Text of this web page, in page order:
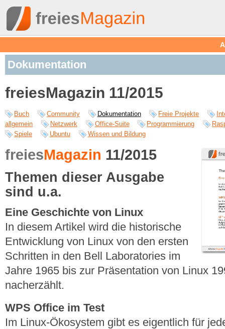
Dokumentation
freiesMagazin 11/2015
Buch Community Dokumentation Freie Projekte
allgemein
Netzwerk Office-Suite Programmierung
Spiele
Ubuntu Wissen und Bildung
freiesMagazin 11/2015
Themen dieser Ausgabe
sind u.a.
Eine Geschichte von Linux
In diesem Artikel wird die historische
Entwicklung von Linux von den ersten
Schritten in den Bell Laboratories im
Jahre 1965 bis zur Präsentation von Linux
nacherzählt.
WPS Office im Test
Im Linux-Ökosystem gibt es eigentlich für